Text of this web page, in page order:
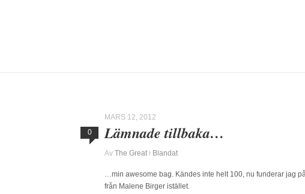
MARS 12, 2012
0
Lämnade tillbaka…
Av The Great i Blandat
…min awesome bag. Kändes inte helt 100, nu funderar jag
från Malene Birger istället.